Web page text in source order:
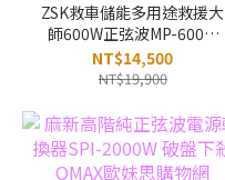
ZSK救車儲能多用途救援大
師600W正弦波MP-600W
破盤下殺 OMAX歐妹思購物
網
NT$14,500
NT$19,900